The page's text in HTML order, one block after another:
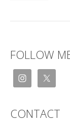
FOLLOW
CONTACT